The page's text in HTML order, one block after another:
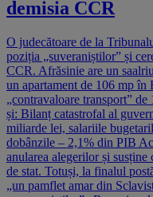
demisia CCR
O judecătoare de la
poziția „suveraniștilor” și
CCR. Afrăsinie are un
un apartament de 106 mp în
„contravaloare transport”
și: Bilanț catastrofal al
miliarde lei, salariile
dobânzile – 2,1% din PIB
anularea alegerilor și
de stat. Totuși, la finalul
„un pamflet amar din